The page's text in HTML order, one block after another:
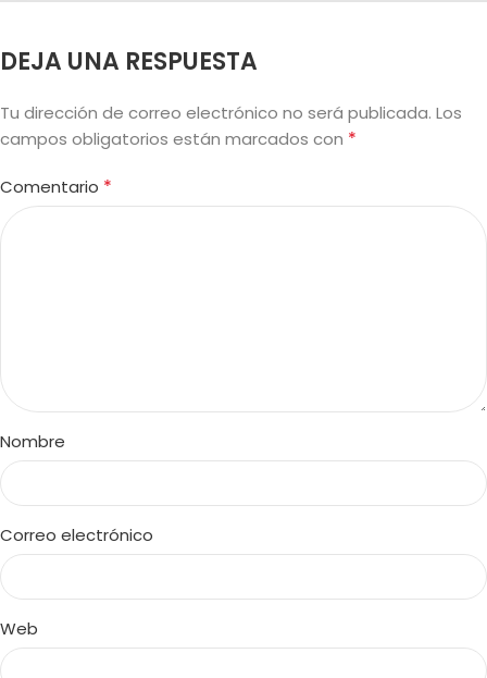
DEJA UNA RESPUESTA
Tu dirección de correo electrónico no será publicada. Los
campos obligatorios están marcados con *
Comentario *
Nombre
Correo electrónico
Web